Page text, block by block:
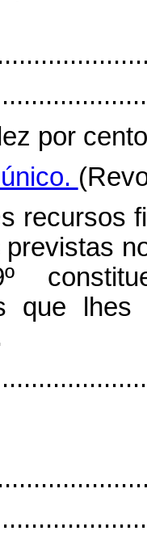
por
recursos
previstas
que